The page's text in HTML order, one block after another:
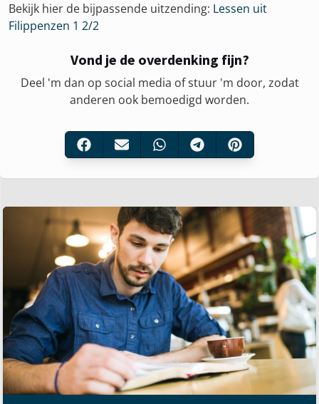
Bekijk hier de bijpassende uitzending: Lessen uit
Filippenzen 1 2/2
Vond je de overdenking fijn?
Deel 'm dan op social media of stuur 'm door, zodat
anderen ook bemoedigd worden.